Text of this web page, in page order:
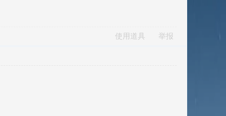
使用道具 举报